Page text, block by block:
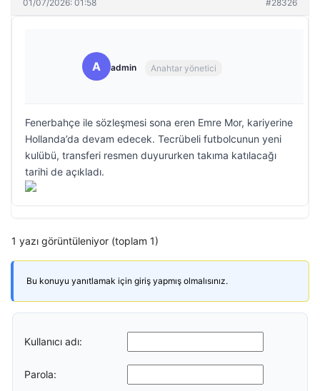
01/07/2026: 01:58 #28326
A admin Anahtar yönetici
Fenerbahçe ile sözleşmesi sona eren Emre Mor, kariyerine
Hollanda’da devam edecek. Tecrübeli futbolcunun yeni
kulübü, transferi resmen duyururken takıma katılacağı
tarihi de açıkladı.
1 yazı görüntüleniyor (toplam 1)
Bu konuyu yanıtlamak için giriş yapmış olmalısınız.
Kullanıcı adı:
Parola: